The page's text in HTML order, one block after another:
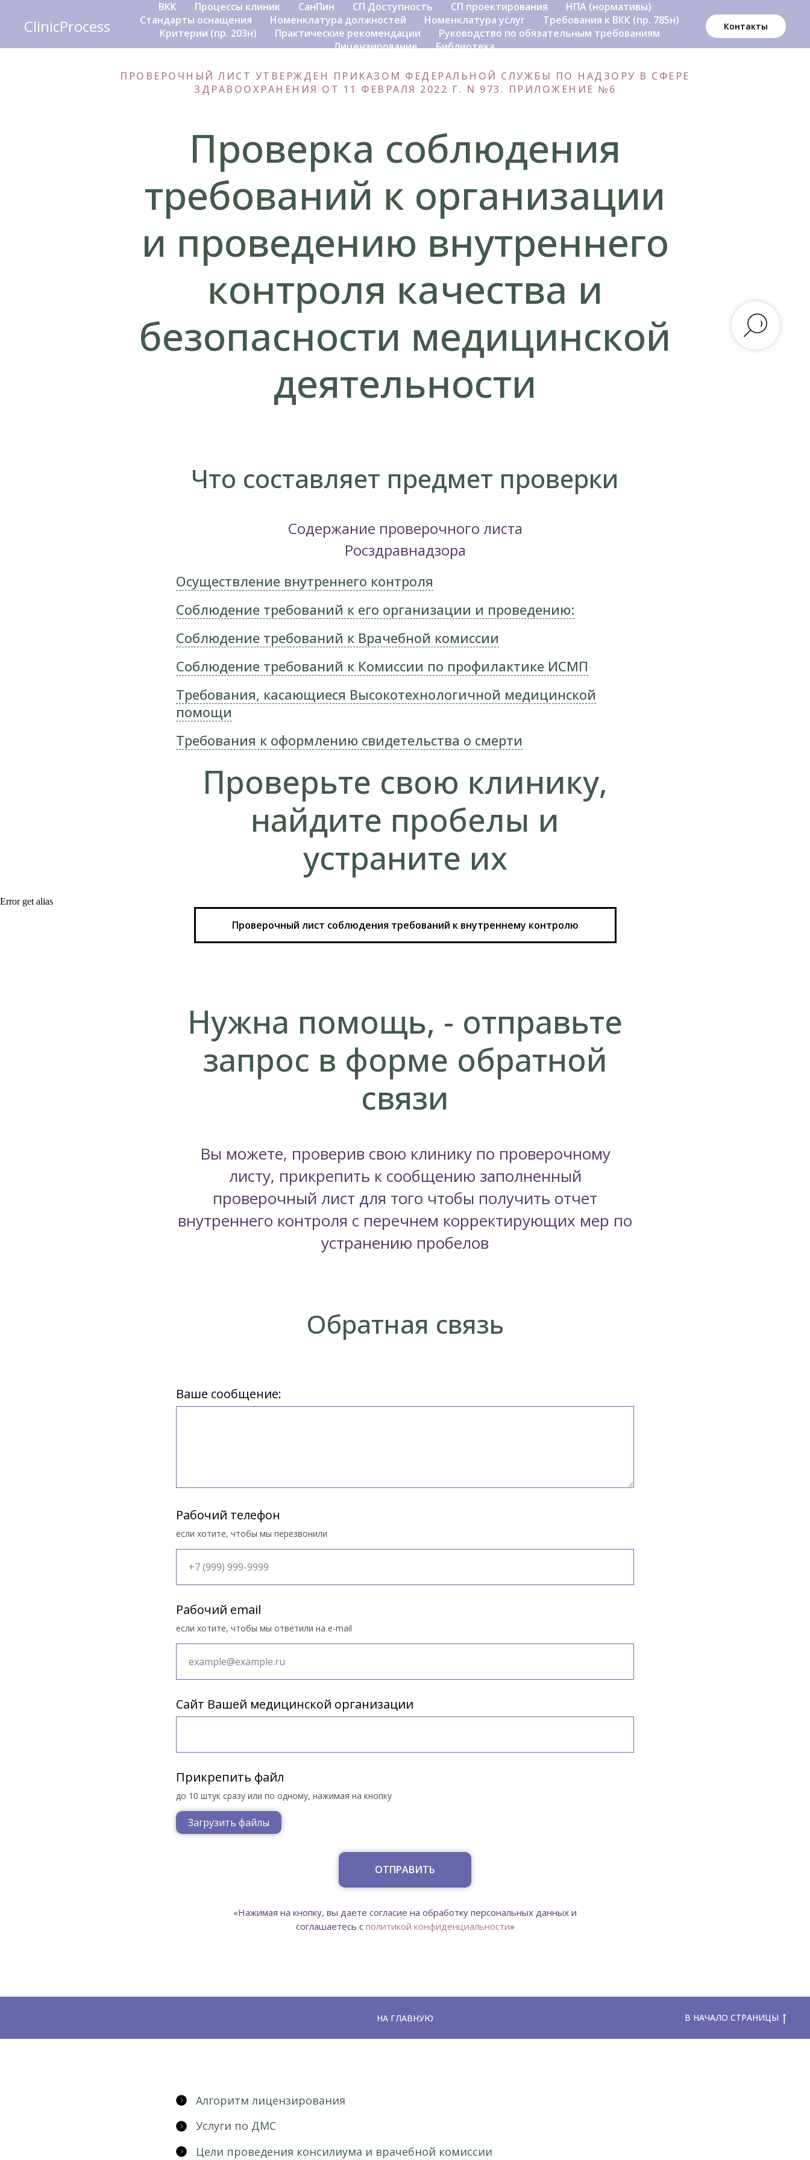
ClinicProcess
ВКК Процессы клиник СанПин СП Доступность СП проектирования
НПА (нормативы)
Стандарты оснащения
Номенклатура должностей Номенклатура услуг
Требования к ВКК (пр. 785н)
Критерии (пр. 203н)
Практические рекомендации
Руководство по обязательным требованиям
Лицензирование
Библиотека
Контакты
ПРОВЕРОЧНЫЙ ЛИСТ УТВЕРЖДЕН ПРИКАЗОМ ФЕДЕРАЛЬНОЙ СЛУЖБЫ ПО НАДЗОРУ В СФЕРЕ
ЗДРАВООХРАНЕНИЯ ОТ 11 ФЕВРАЛЯ 2022 Г. N 973. ПРИЛОЖЕНИЕ №6
Проверка соблюдения
требований к организации
и проведению внутреннего
контроля качества и
безопасности медицинской
деятельности
Что составляет предмет проверки
Содержание проверочного листа
Росздравнадзора
Осуществление внутреннего контроля
Соблюдение требований к его организации и проведению:
Соблюдение требований к Врачебной комиссии
Соблюдение требований к Комиссии по профилактике ИСМП
Требования, касающиеся Высокотехнологичной медицинской
помощи
Требования к оформлению свидетельства о смерти
Проверьте свою клинику,
найдите пробелы и
устраните их
Error get alias
Проверочный лист соблюдения требований к внутреннему контролю
Нужна помощь, - отправьте
запрос в форме обратной
связи
Вы можете, проверив свою клинику по проверочному
листу, прикрепить к сообщению заполненный
проверочный лист для того чтобы получить отчет
внутреннего контроля с перечнем корректирующих мер по
устранению пробелов
Обратная связь
Ваше сообщение:
Рабочий телефон
если хотите, чтобы мы перезвонили
Рабочий email
если хотите, чтобы мы ответили на e-mail
Сайт Вашей медицинской организации
Прикрепить файл
до 10 штук сразу или по одному, нажимая на кнопку
Загрузить файлы
ОТПРАВИТЬ
«Нажимая на кнопку, вы даете согласие на обработку персональных данных и
соглашаетесь c политикой конфиденциальности»
НА ГЛАВНУЮ В НАЧАЛО СТРАНИЦЫ
Алгоритм лицензирования
Услуги по ДМС
Цели проведения консилиума и врачебной комиссии